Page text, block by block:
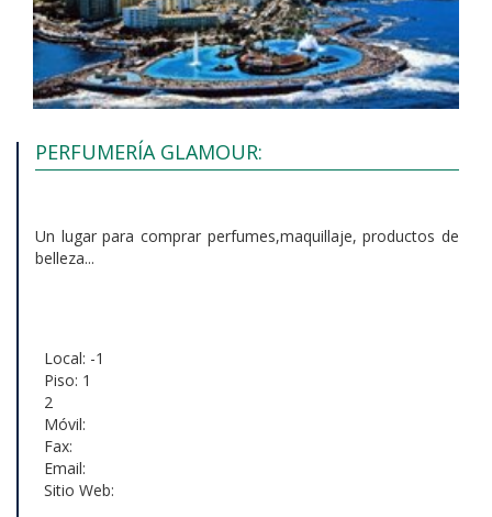
PERFUMERÍA GLAMOUR:
Un lugar para comprar perfumes,maquillaje, productos de
belleza...
Local: -1
Piso: 1
2
Móvil:
Fax:
Email:
Sitio Web: